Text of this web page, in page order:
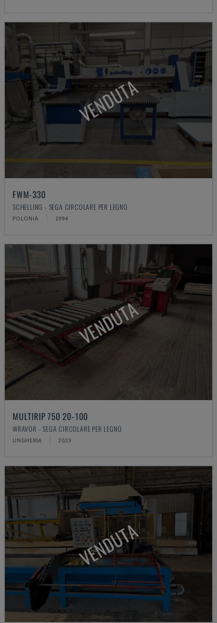
VENDUTA
FWM-330
SCHELLING - SEGA CIRCOLARE PER LEGNO
POLONIA 1994
VENDUTA
MULTIRIP 750 20-100
WRAVOR - SEGA CIRCOLARE PER LEGNO
UNGHERIA 2023
VENDUTA